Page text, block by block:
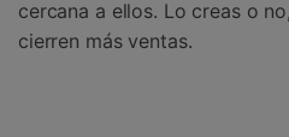
cercana a ellos. Lo creas o
cierren más ventas.